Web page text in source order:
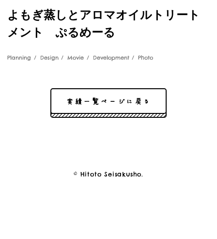
よもぎ蒸しとアロマオイルトリート
メント ぷるめーる
Planning Design Movie Development Photo
実績一覧ページに戻る
© Hitoto Seisakusho.